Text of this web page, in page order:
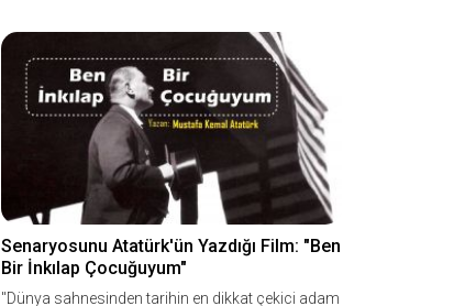
Senaryosunu Atatürk'ün Yazdığı Film: "Ben
Bir İnkılap Çocuğuyum"
"Dünya sahnesinden tarihin en dikkat çekici adam